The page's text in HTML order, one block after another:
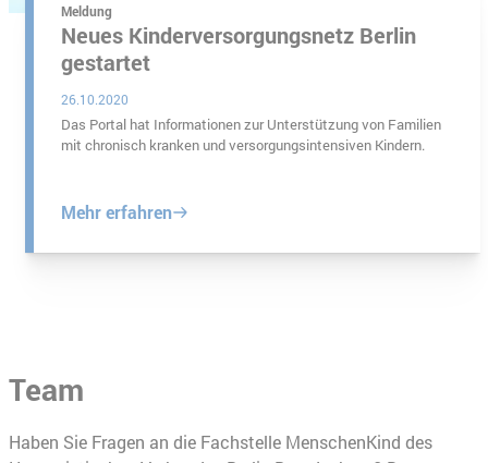
Meldung
Neues Kinderversorgungsnetz Berlin
gestartet
26.10.2020
Das Portal hat Informationen zur Unterstützung von Familien
mit chronisch kranken und versorgungsintensiven Kindern.
Mehr erfahren
Team
Haben Sie Fragen an die Fachstelle MenschenKind des